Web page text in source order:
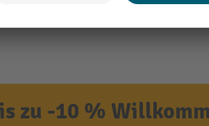
zu -10 %